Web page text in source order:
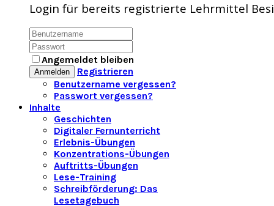
Login für bereits registrierte Lehrmittel
Angemeldet bleiben
Anmelden
Registrieren
Benutzername vergessen?
Passwort vergessen?
Inhalte
Geschichten
Digitaler Fernunterricht
Erlebnis-Übungen
Konzentrations-Übungen
Auftritts-Übungen
Lese-Training
Schreibförderung: Das
Lesetagebuch